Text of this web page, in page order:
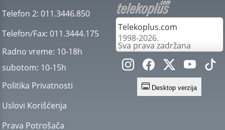
Telefon 2: 011.3446.850
Telefon/Fax: 011.3444.175
Radno vreme: 10-18h
subotom: 10-15h
Politika Privatnosti
Uslovi Korišćenja
Prava Potrošača
Telekoplus.com
1998-2026.
Sva prava zadržana
Desktop verzija